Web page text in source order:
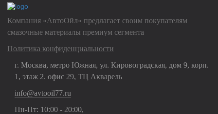
Компания «АвтоОйл» предлагает своим покупателям
смазочные материалы премиум сегмента
Политика конфиденциальности
г. Москва, метро Южная, ул. Кировоградская, дом 9, корп.
1, этаж 2. офис 29, ТЦ Акварель
info@avtooil77.ru
Пн-Пт: 10:00 - 20:00,